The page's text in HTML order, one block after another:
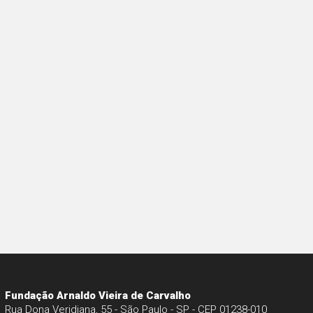
Fundação Arnaldo Vieira de Carvalho
Rua Dona Veridiana, 55 - São Paulo - SP - CEP 01238-010